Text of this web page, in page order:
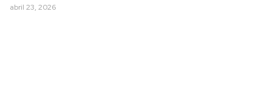
abril 23, 2026